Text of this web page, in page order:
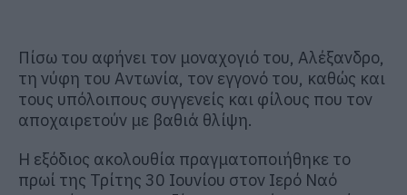
Πίσω του αφήνει τον μοναχογιό του, Αλέξανδρο,
τη νύφη του Αντωνία, τον εγγονό του, καθώς και
τους υπόλοιπους συγγενείς και φίλους που τον
αποχαιρετούν με βαθιά θλίψη.
Η εξόδιος ακολουθία πραγματοποιήθηκε το
πρωί της Τρίτης 30 Ιουνίου στον Ιερό Ναό